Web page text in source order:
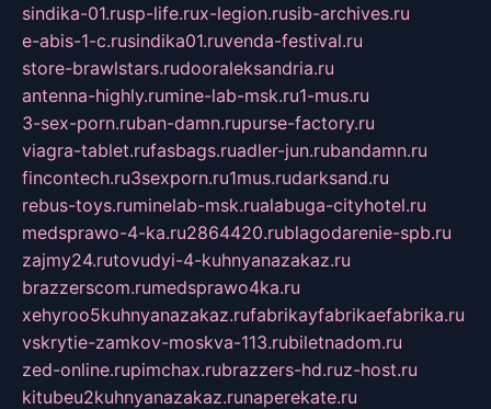
sindika-01.rusp-life.rux-legion.rusib-archives.ru
e-abis-1-c.rusindika01.ruvenda-festival.ru
store-brawlstars.rudooraleksandria.ru
antenna-highly.rumine-lab-msk.ru1-mus.ru
3-sex-porn.ruban-damn.rupurse-factory.ru
viagra-tablet.rufasbags.ruadler-jun.rubandamn.ru
fincontech.ru3sexporn.ru1mus.rudarksand.ru
rebus-toys.ruminelab-msk.rualabuga-cityhotel.ru
medsprawo-4-ka.ru2864420.rublagodarenie-spb.ru
zajmy24.rutovudyi-4-kuhnyanazakaz.ru
brazzerscom.rumedsprawo4ka.ru
xehyroo5kuhnyanazakaz.rufabrikayfabrikaefabrika.ru
vskrytie-zamkov-moskva-113.rubiletnadom.ru
zed-online.rupimchax.rubrazzers-hd.ruz-host.ru
kitubeu2kuhnyanazakaz.runaperekate.ru